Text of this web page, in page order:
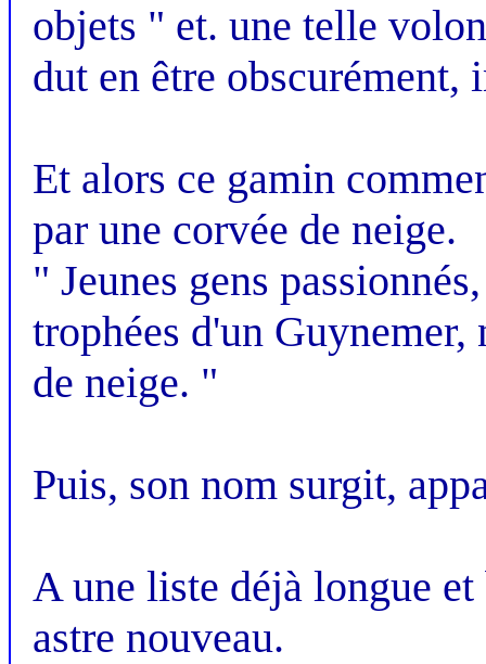
objets " et. une telle
dut en être obscurément,
Et alors ce gamin
par une corvée de neige.
" Jeunes gens
trophées d'un
de neige. "
Puis, son nom surgit,
A une liste déjà longue
astre nouveau.